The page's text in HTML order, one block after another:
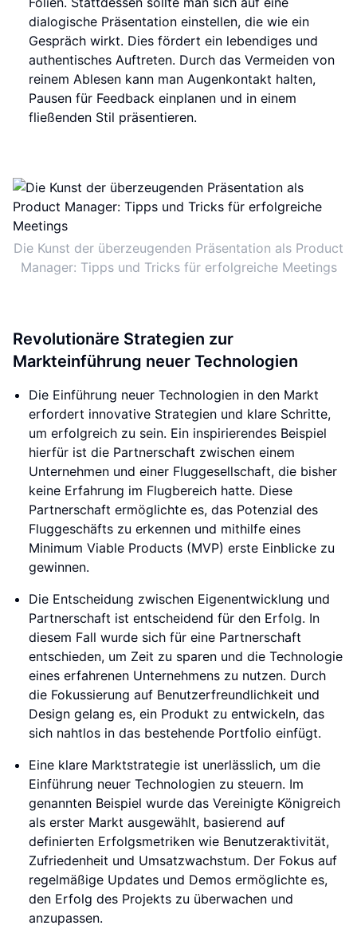
dialogische Präsentation einstellen, die wie ein
Gespräch wirkt. Dies fördert ein lebendiges und
authentisches Auftreten. Durch das Vermeiden von
reinem Ablesen kann man Augenkontakt halten,
Pausen für Feedback einplanen und in einem
fließenden Stil präsentieren.
Die Kunst der überzeugenden Präsentation als Product
Manager: Tipps und Tricks für erfolgreiche Meetings
Revolutionäre Strategien zur
Markteinführung neuer Technologien
Die Einführung neuer Technologien in den Markt
erfordert innovative Strategien und klare Schritte,
um erfolgreich zu sein. Ein inspirierendes Beispiel
hierfür ist die Partnerschaft zwischen einem
Unternehmen und einer Fluggesellschaft, die bisher
keine Erfahrung im Flugbereich hatte. Diese
Partnerschaft ermöglichte es, das Potenzial des
Fluggeschäfts zu erkennen und mithilfe eines
Minimum Viable Products (MVP) erste Einblicke zu
gewinnen.
Die Entscheidung zwischen Eigenentwicklung und
Partnerschaft ist entscheidend für den Erfolg. In
diesem Fall wurde sich für eine Partnerschaft
entschieden, um Zeit zu sparen und die Technologie
eines erfahrenen Unternehmens zu nutzen. Durch
die Fokussierung auf Benutzerfreundlichkeit und
Design gelang es, ein Produkt zu entwickeln, das
sich nahtlos in das bestehende Portfolio einfügt.
Eine klare Marktstrategie ist unerlässlich, um die
Einführung neuer Technologien zu steuern. Im
genannten Beispiel wurde das Vereinigte Königreich
als erster Markt ausgewählt, basierend auf
definierten Erfolgsmetriken wie Benutzeraktivität,
Zufriedenheit und Umsatzwachstum. Der Fokus auf
regelmäßige Updates und Demos ermöglichte es,
den Erfolg des Projekts zu überwachen und
anzupassen.